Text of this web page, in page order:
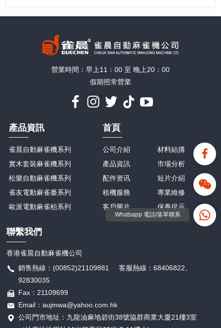
營業時間：早上11：00 至 晚上20：00
假期照常營業
產品資訊
雀晨自動麻雀機系列
實木套裝麻雀機系列
松樂自動麻雀機系列
雀友電動麻雀臺系列
歐派電動麻雀枱系列
首頁
公司介紹
產品資訊
配件资讯
租機服務
客戶圖片
材料結搆
市場分析
短片介紹
專業維修
保養提示
聯繫我們
香港雀晨自動麻雀機公司
銷售熱線：(00852)21109881 客服熱線：68406822、
92830035
Fax：21109699
Email：aujmwa@yahoo.com.hk
公司門市地址：九龍油麻地碧街38號協群商業大廈21樓3室
Whatsapp 電話/落單聯系